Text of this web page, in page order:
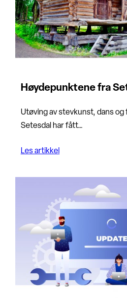
Høydepunktene fra
Utøving av stevkunst, dans
Setesdal har fått…
Les artikkel